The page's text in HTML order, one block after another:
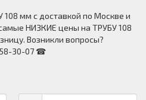
мм с доставкой по Москве и
НИЗКИЕ цены на ТРУБУ 108
Возникли вопросы?
30-07 ☎